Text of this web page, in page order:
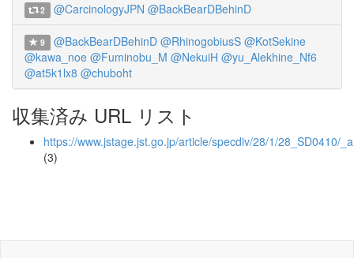
2 @CarcinologyJPN @BackBearDBehinD
9 @BackBearDBehinD @RhinogobiusS @KotSekine
@kawa_noe @Fuminobu_M @NekuiH @yu_Alekhine_Nf6
@at5k1lx8 @chuboht
収集済み URL リスト
https://www.jstage.jst.go.jp/article/specdiv/28/1/28_SD0410/
(3)